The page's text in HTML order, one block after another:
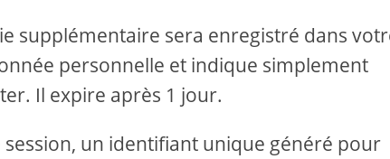
supplémentaire sera enregistré dans
personnelle et indique simplement
Il expire après 1 jour.
un identifiant unique généré pour